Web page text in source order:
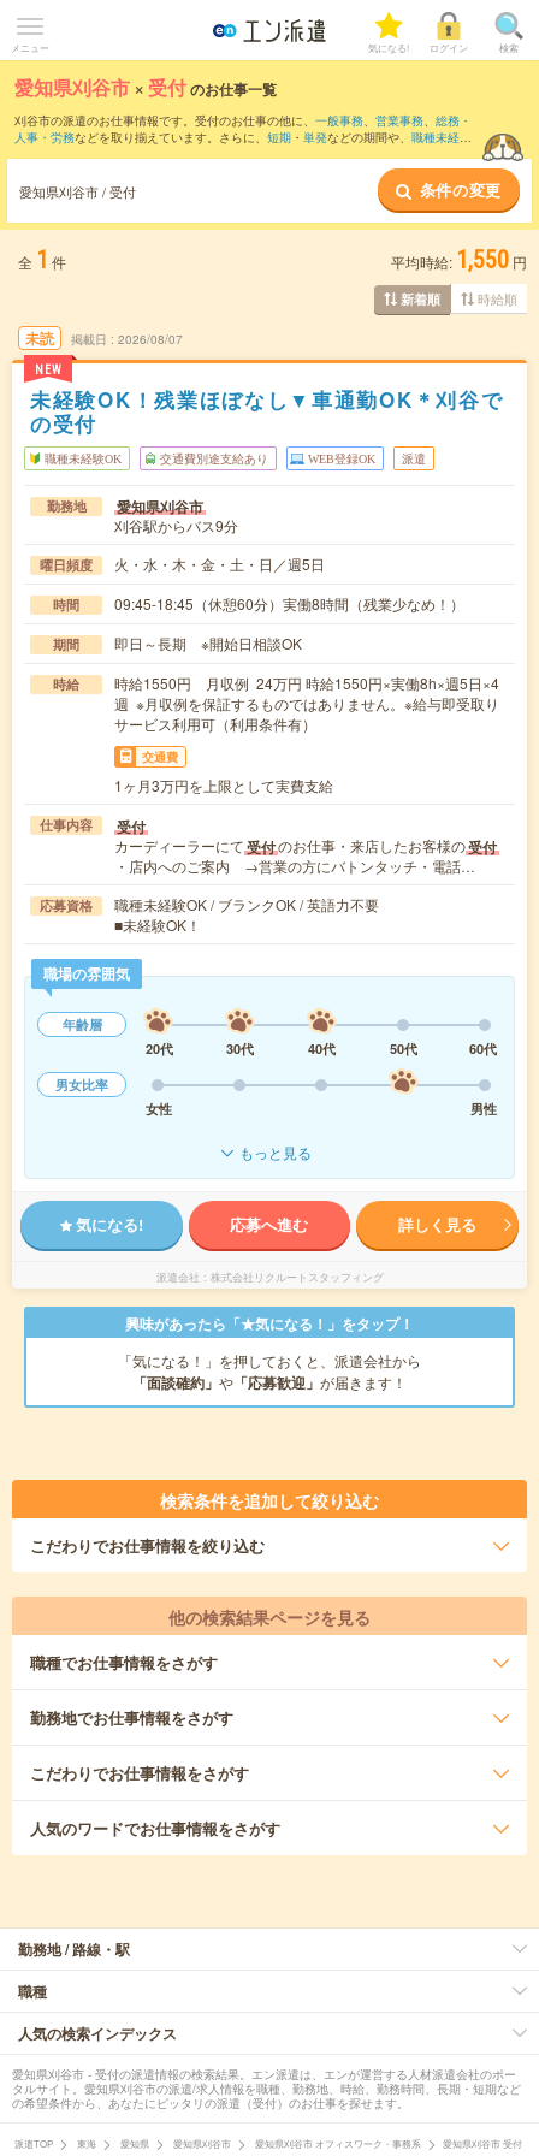
メニュー 気になる! ログイン 検索
愛知県刈谷市 × 受付のお仕事一覧
刈谷市の派遣のお仕事情報です。受付のお仕事の他に、 一般事務、 営業事務、 総務・
人事・労務などを取り揃えています。さらに、 短期 ・ 単発などの期間や、 職種未経験
愛知県刈谷市 / 受付 条件の変更
全 1 件 平均時給: 1,550 円
新着順 時給順
未読
NEW
掲載日 2026/08/07
未経験OK！残業ほぼなし▼車通勤OK＊刈谷で
の受付
職種未経験OK 交通費別途支給あり WEB登録OK 派遣
勤務地 愛知県刈谷市
刈谷駅からバス9分
曜日頻度 火・水・木・金・土・日／週5日
時間 09:45-18:45（休憩60分）実働8時間（残業少なめ！）
期間 即日～長期 ※開始日相談OK
時給
時給1550円 月収例 24万円 時給1550円×実働8h×週5日×4
週 ※月収例を保証するものではありません。※給与即受取り
サービス利用可（利用条件有）
交通費
1ヶ月3万円を上限として実費支給
仕事内容 受付
カーディーラーにて受付のお仕事・来店したお客様の受付
・店内へのご案内 →営業の方にバトンタッチ・電話…
応募資格
職種未経験OK / ブランクOK / 英語力不要
■未経験OK！
職場の雰囲気
年齢層
20代
30代 40代 50代
60代
男女比率
女性
男性
もっと見る
気になる! 応募へ進む 詳しく見る
派遣会社 株式会社リクルートスタッフィング
興味があったら「★気になる！」をタップ！
「気になる！」を押しておくと、派遣会社から
「面談確約」 や 「応募歓迎」 が届きます！
検索条件を追加して絞り込む
こだわりでお仕事情報を絞り込む
他の検索結果ページを見る
職種でお仕事情報をさがす
勤務地でお仕事情報をさがす
こだわりでお仕事情報をさがす
人気のワードでお仕事情報をさがす
勤務地 / 路線・駅
職種
人気の検索インデックス
愛知県刈谷市 - 受付の派遣情報の検索結果。エン派遣は、エンが運営する人材派遣会社のポー
タルサイト。愛知県刈谷市の派遣/求人情報を職種、勤務地、時給、勤務時間、長期・短期など
の希望条件から、あなたにピッタリの派遣（受付）のお仕事を探せます。
派遣TOP 東海 愛知県 愛知県刈谷市 愛知県刈谷市 オフィスワーク・事務系 愛知県刈谷市 受付